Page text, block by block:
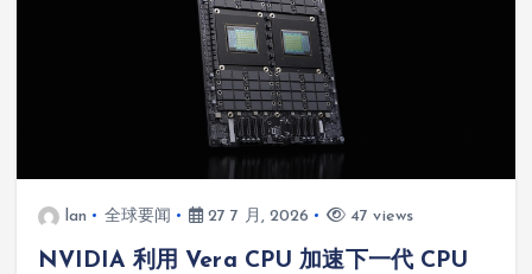
lan 全球要闻 27 7 月, 2026 47 views
NVIDIA 利用 Vera CPU 加速下一代 CPU